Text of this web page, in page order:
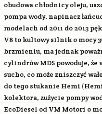
obudowa chłodnicy oleju,
pompa wody, napinacz
modelach od 2011 do 2013
V8 to kultowy silnik o mocy
brzmieniu, ma jednak
cylindrów MDS powoduje, że
sucho, co może zniszczyć
do tego stukanie Hemi
kolektora, zużycie pompy
EcoDiesel od VM Motori o